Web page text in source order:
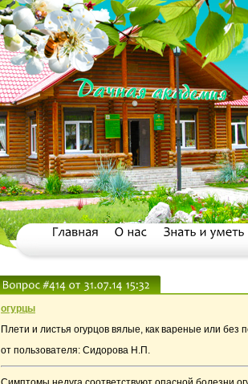
огурцы
Плети и листья огурцов вялые, как вареные или без
от пользователя: Сидорова Н.П.